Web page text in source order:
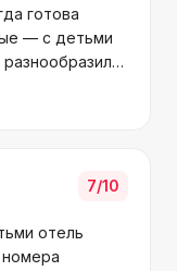
готова
— с детьми
7/10
отель